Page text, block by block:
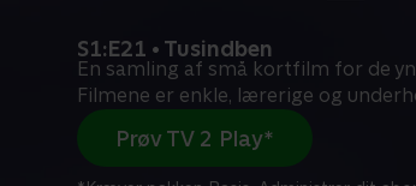
S1:E21 • Tusindben
En samling af små kortfilm for de
Filmene er enkle, lærerige og
Prøv TV 2 Play*